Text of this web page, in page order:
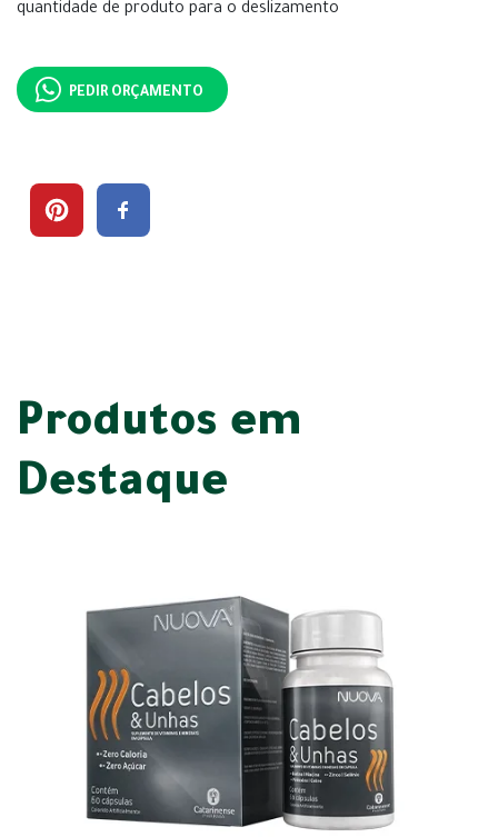
quantidade de produto para o deslizamento
PEDIR ORÇAMENTO
Produtos em
Destaque